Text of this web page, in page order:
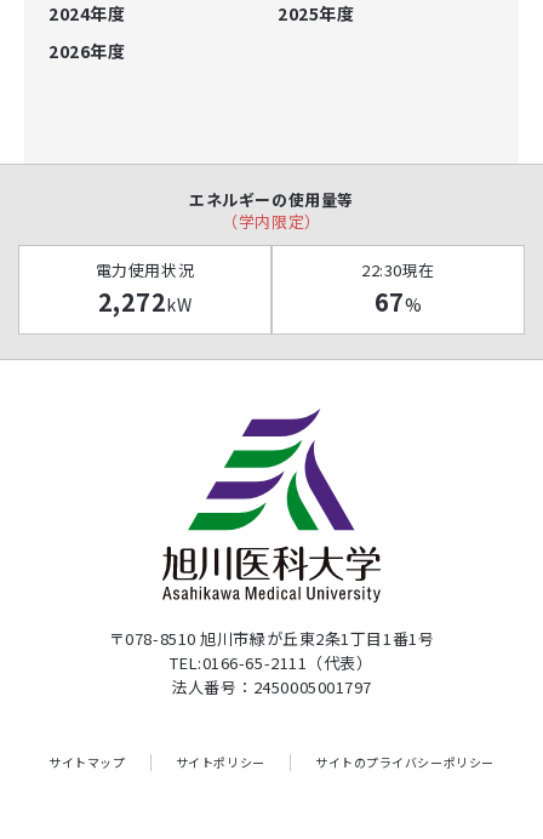
2024年度
2025年度
2026年度
〒078-8510 旭川市緑が丘東2条1丁目1番1号
TEL:0166-65-2111（代表）
法人番号：2450005001797
エネルギーの使用量等
（学内限定）
電力使用状況
2,272kW
22:30現在
67%
サイトマップ サイトポリシー サイトのプライバシーポリシー